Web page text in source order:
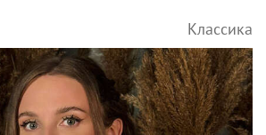
Классика